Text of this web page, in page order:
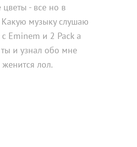
- все но в
музыку слушаю
Eminem и 2 Pack а
и узнал обо мне
лол.